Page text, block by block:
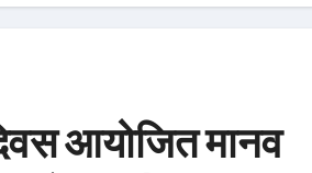
आयोजित मानव